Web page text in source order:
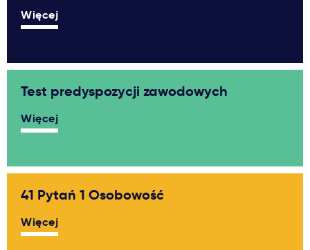
Więcej
Test predyspozycji zawodowych
Więcej
41 Pytań 1 Osobowość
Więcej